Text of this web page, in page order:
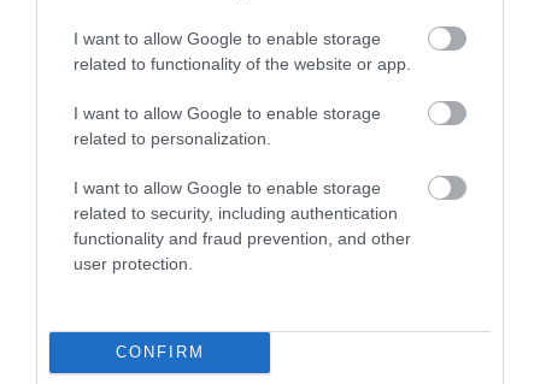
I want to allow Google to enable storage
related to functionality of the website or app.
I want to allow Google to enable storage
related to personalization.
I want to allow Google to enable storage
related to security, including authentication
functionality and fraud prevention, and other
user protection.
CONFIRM
PRONEWS.GR /